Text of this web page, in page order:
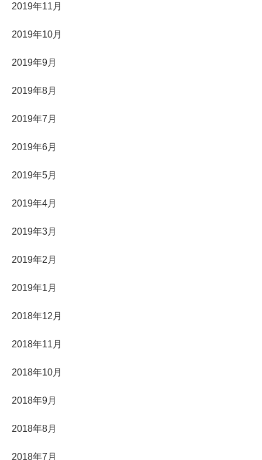
2019年11月
2019年10月
2019年9月
2019年8月
2019年7月
2019年6月
2019年5月
2019年4月
2019年3月
2019年2月
2019年1月
2018年12月
2018年11月
2018年10月
2018年9月
2018年8月
2018年7月